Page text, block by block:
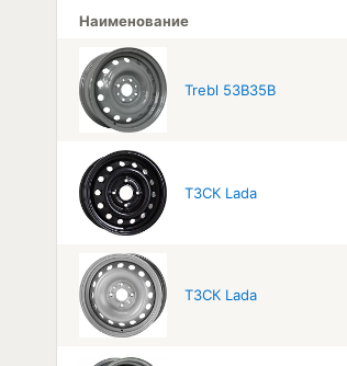
Наименование
Trebl 53B35B
ТЗСК Lada
ТЗСК Lada